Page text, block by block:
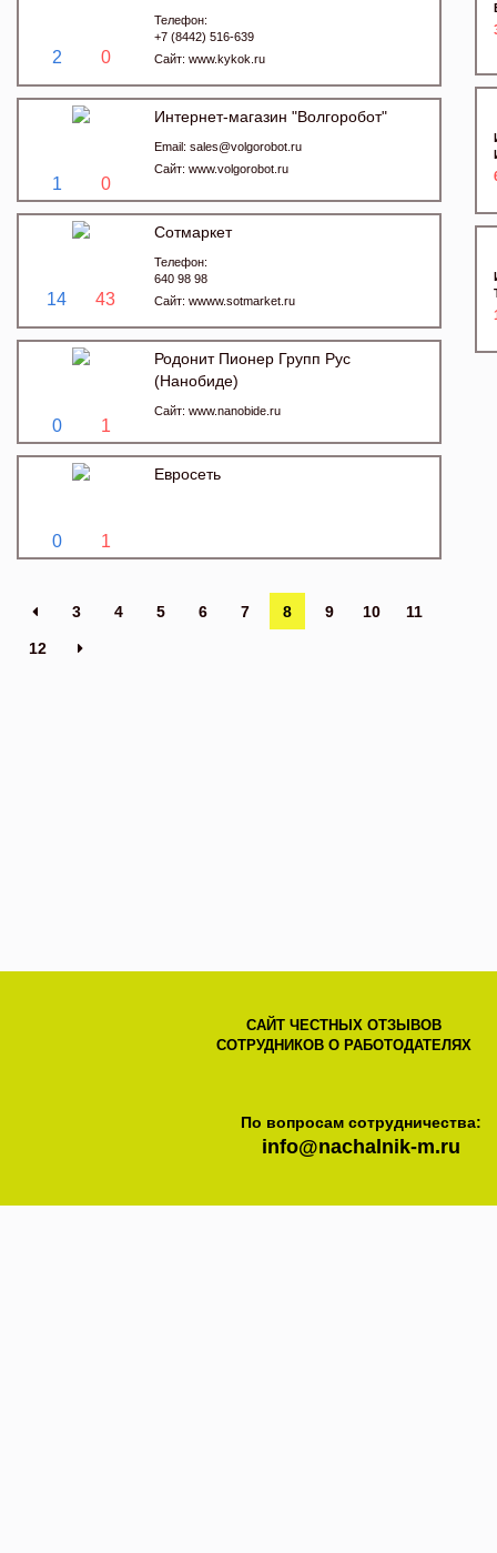
2 0
Телефон:
+7 (8442) 516-639
Сайт: www.kykok.ru
1 0
Интернет-магазин "Волгоробот"
Email: sales@volgorobot.ru
Сайт: www.volgorobot.ru
14 43
Сотмаркет
Телефон:
640 98 98
Сайт: wwww.sotmarket.ru
0 1
Родонит Пионер Групп Рус
(Нанобиде)
Сайт: www.nanobide.ru
0 1
Евросеть
3 4 5 6 7 8 9 10 11
12
САЙТ ЧЕСТНЫХ ОТЗЫВОВ
СОТРУДНИКОВ О РАБОТОДАТЕЛЯХ
По вопросам сотрудничества:
info@nachalnik-m.ru